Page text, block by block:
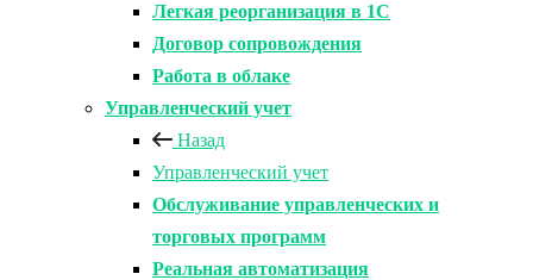
Легкая реорганизация в 1С
Договор сопровождения
Работа в облаке
Управленческий учет
Назад
Управленческий учет
Обслуживание управленческих и
торговых программ
Реальная автоматизация